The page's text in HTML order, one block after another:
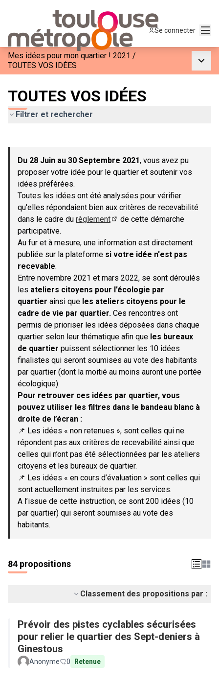
Se connecter
Mes idées pour mon quartier ! 2021 /
TOUTES VOS IDÉES
TOUTES VOS IDÉES
Filtrer et rechercher
−
Du 28 Juin au 30 Septembre 2021, vous avez pu
proposer votre idée pour le quartier et soutenir vos
idées préférées.
Toutes les idées ont été analysées pour vérifier
qu'elles répondaient bien aux critères de recevabilité
dans le cadre du règlement
de cette démarche
participative.
Au fur et à mesure, une information est directement
publiée sur la plateforme si votre idée n'est pas
recevable.
Entre novembre 2021 et mars 2022, se sont déroulés
les ateliers citoyens pour l’écologie par
quartier ainsi que les ateliers citoyens pour le
cadre de vie par quartier. Ces rencontres ont
permis de prioriser les idées déposées dans chaque
quartier selon leur thématique afin que les bureaux
de quartier puissent sélectionner les 10 idées
finalistes qui seront soumises au vote des habitants
par quartier (dont la moitié au moins auront une portée
écologique).
Pour retrouver ces idées par quartier, vous
pouvez utiliser les filtres dans le bandeau blanc à
droite de l’écran :
📌 Les idées « non retenues », sont celles qui ne
répondent pas aux critères de recevabilité ainsi que
celles qui n’ont pas été sélectionnées par les ateliers
citoyens et les bureaux de quartier.
📌 Les idées « en cours d’évaluation » sont celles qui
sont actuellement instruites par les services.
A l’issue de cette instruction, ce sont 200 idées (10
par quartier) qui seront soumises au vote des
habitants.
84 propositions
Classement des propositions par :
Prévoir des pistes cyclables sécurisées
pour relier le quartier des Sept-deniers à
Ginestous
Anonyme 0 Retenue